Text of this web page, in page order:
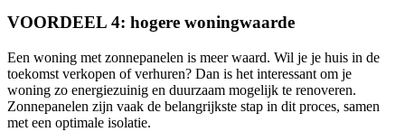
VOORDEEL 4: hogere woningwaarde
Een woning met zonnepanelen is meer waard. Wil je je huis in de
toekomst verkopen of verhuren? Dan is het interessant om je
woning zo energiezuinig en duurzaam mogelijk te renoveren.
Zonnepanelen zijn vaak de belangrijkste stap in dit proces, samen
met een optimale isolatie.